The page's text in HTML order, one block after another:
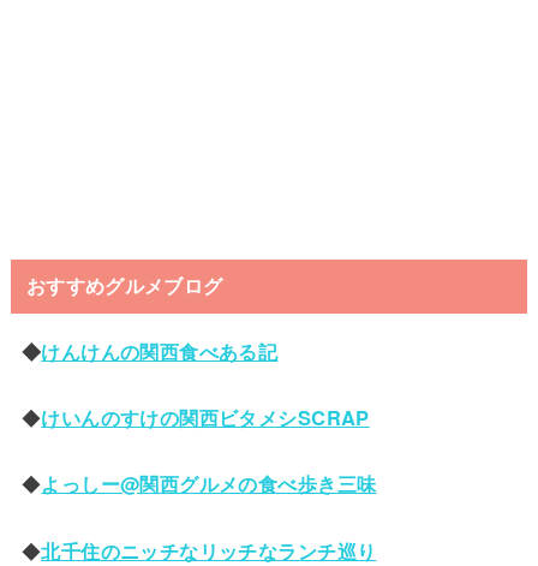
おすすめグルメブログ
◆けんけんの関西食べある記
◆けいんのすけの関西ビタメシSCRAP
◆よっしー@関西グルメの食べ歩き三味
◆北千住のニッチなリッチなランチ巡り